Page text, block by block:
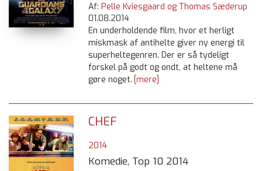
Af: Pelle Kviesgaard og Thomas Sæderup
01.08.2014
En underholdende film, hvor et herligt
miskmask af antihelte giver ny energi til
superheltegenren. Der er så tydeligt
forskel på godt og ondt, at heltene må
gøre noget. [mere]
CHEF
2014
Komedie, Top 10 2014